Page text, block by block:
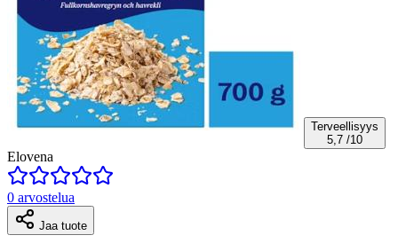
Terveellisyys
5,7 /10
Elovena
0 arvostelua
Jaa tuote